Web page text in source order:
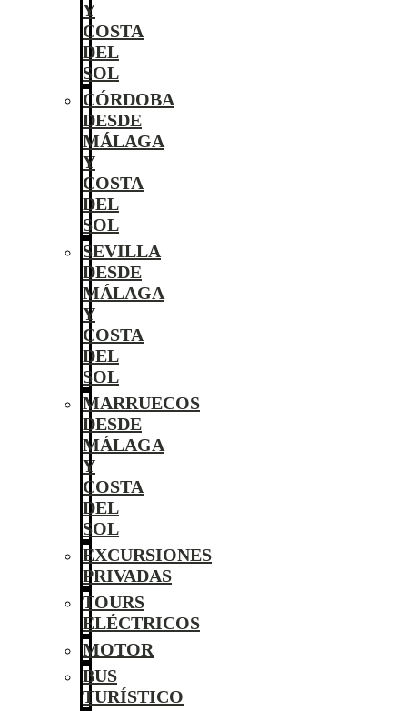
Y
COSTA
DEL
SOL
CÓRDOBA
DESDE
MÁLAGA
Y
COSTA
DEL
SOL
SEVILLA
DESDE
MÁLAGA
Y
COSTA
DEL
SOL
MARRUECOS
DESDE
MÁLAGA
Y
COSTA
DEL
SOL
EXCURSIONES
PRIVADAS
TOURS
ELÉCTRICOS
MOTOR
BUS
TURÍSTICO